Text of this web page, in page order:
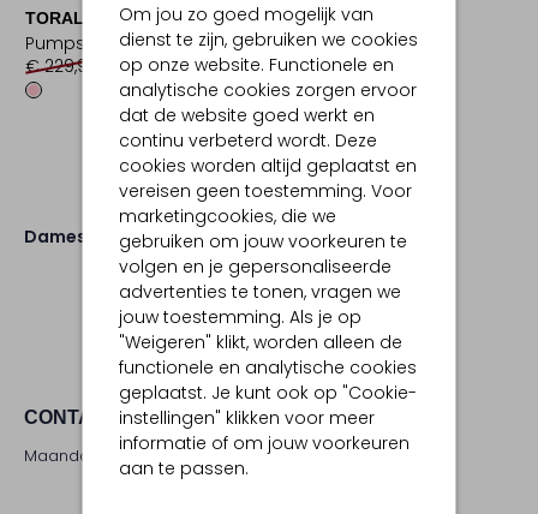
Om jou zo goed mogelijk van
dienst te zijn, gebruiken we cookies
op onze website. Functionele en
analytische cookies zorgen ervoor
dat de website goed werkt en
continu verbeterd wordt. Deze
cookies worden altijd geplaatst en
vereisen geen toestemming. Voor
marketingcookies, die we
gebruiken om jouw voorkeuren te
volgen en je gepersonaliseerde
advertenties te tonen, vragen we
jouw toestemming. Als je op
"Weigeren" klikt, worden alleen de
functionele en analytische cookies
geplaatst. Je kunt ook op "Cookie-
instellingen" klikken voor meer
informatie of om jouw voorkeuren
aan te passen.
TORAL
Pumps
€ 229,95
€ 68,99
Dames Schoenen
CONTACT
Maandag - zaterdag 09:00 - 17:00 uur